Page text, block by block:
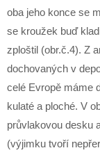
oba jeho konce se
se kroužek buď
zploštil (obr.č.4). Z
dochovaných v
celé Evropě máme
kulaté a ploché. V
průvlakovou desku
(výjimku tvoří